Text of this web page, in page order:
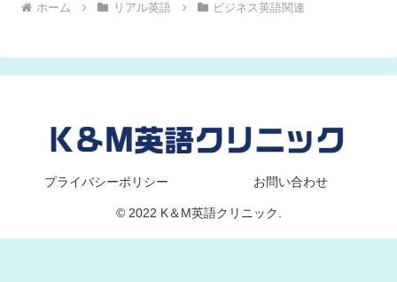
ホーム リアル英語 ビジネス英語関連
プライバシーポリシー お問い合わせ
© 2022 K＆M英語クリニック.